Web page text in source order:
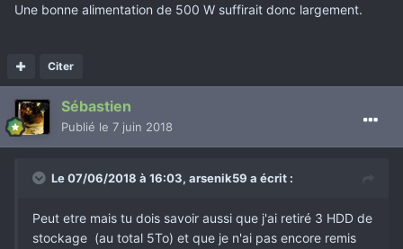
Une bonne alimentation de 500 W suffirait donc largement.
Citer
Sébastien
Publié le 7 juin 2018
Le 07/06/2018 à 16:03, arsenik59 a écrit :
Peut etre mais tu dois savoir aussi que j'ai retiré 3 HDD de
stockage (au total 5To) et que je n'ai pas encore remis